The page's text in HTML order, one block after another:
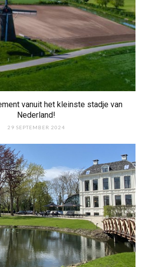
vanuit het kleinste stadje van
Nederland!
29 SEPTEMBER 2024